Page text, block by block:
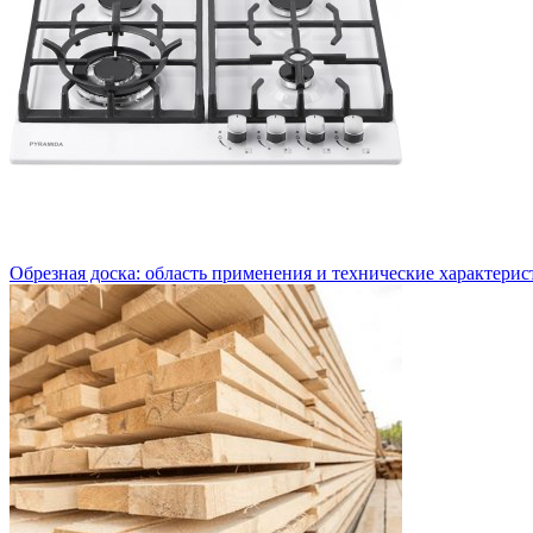
Обрезная доска: область применения и технические